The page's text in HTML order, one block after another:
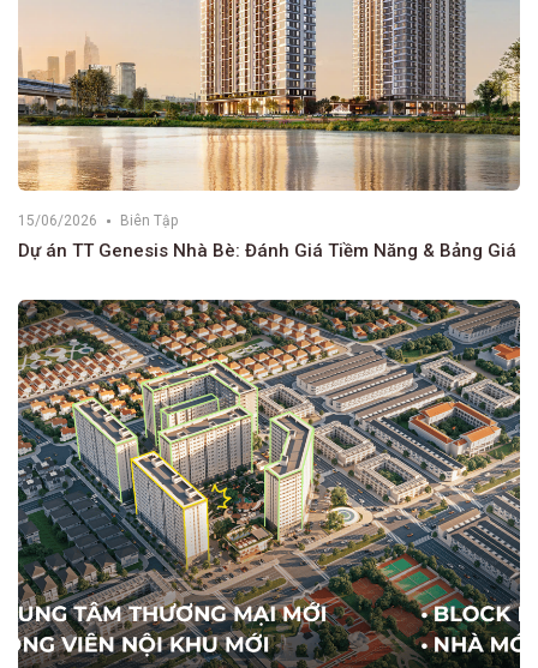
15/06/2026 Biên Tập
Dự án TT Genesis Nhà Bè: Đánh Giá Tiềm Năng & Bảng Giá